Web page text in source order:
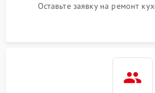
Оставьте заявку на ремонт